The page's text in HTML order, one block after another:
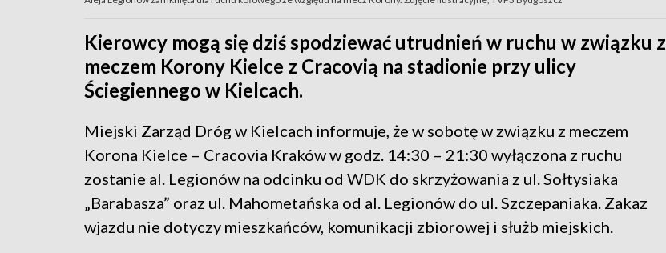
Kierowcy mogą się dziś spodziewać utrudnień w ruchu w związku z
meczem Korony Kielce z Cracovią na stadionie przy ulicy
Ściegiennego w Kielcach.
Miejski Zarząd Dróg w Kielcach informuje, że w sobotę w związku z meczem
Korona Kielce – Cracovia Kraków w godz. 14:30 – 21:30 wyłączona z ruchu
zostanie al. Legionów na odcinku od WDK do skrzyżowania z ul. Sołtysiaka
„Barabasza” oraz ul. Mahometańska od al. Legionów do ul. Szczepaniaka. Zakaz
wjazdu nie dotyczy mieszkańców, komunikacji zbiorowej i służb miejskich.